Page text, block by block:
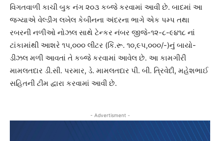
વિગતવાળી કાચી બુક નંગ ૨૦૩ કબ્જે કરવામાં આવી છે. બાદમાં આ
જગ્યાએ વેલ્ડીંગ લખેલ કેબીનના અંદરના ભાગે એક પમ્પ તથા
રબરની નળીઓ નોઝલ સાથે ટેન્કર નંબર જીજે-૧૨-૮-૯૪૧૮ નાં
ટાંકામાંથી આશરે ૧૫,૦૦૦ લીટર (કિં.રૂ. ૧૦,૯૫,૦૦૦/-)નું બાયો-
ડીઝલ મળી આવતાં તે કબ્જે કરવામાં આવેલ છે. આ કામગીરી
મામલતદાર ડી.સી. પરમાર, ડે. મામલતદાર પી. બી. ત્રિવેદી, મહેશભાઈ
સહિતની ટીમ દ્વારા કરવામાં આવી છે.
- Advertisment -